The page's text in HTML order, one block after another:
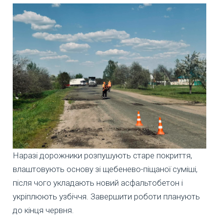
Наразі дорожники розпушують старе покриття,
влаштовують основу зі щебенево-піщаної суміші,
після чого укладають новий асфальтобетон і
укріплюють узбіччя. Завершити роботи планують
до кінця червня.